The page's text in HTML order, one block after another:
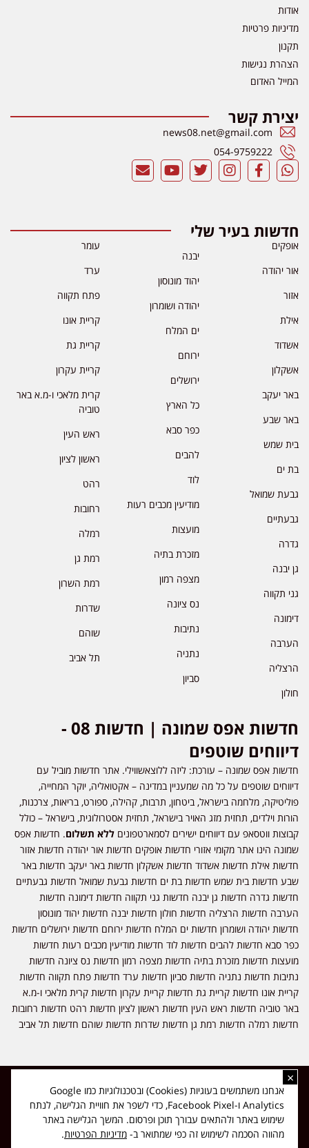
אודות
מדיניות פרטיות
תקנון
הצהרת נגישות
המייל האדום
יצירת קשר
news08.net@gmail.com
054-9759222
חדשות בעיר שלי
אופקים
אור יהודה
אזור
אילת
אשדוד
אשקלון
באר יעקב
באר שבע
בית שמש
בת ים
גבעת שמואל
גבעתיים
גדרה
גן יבנה
גני תקווה
דימונה
הערבה
הרצליה
חולון
יבנה
יהוד מונוסון
יהודה ושומרון
ים המלח
ירוחם
ירושלים
כל הארץ
כפר סבא
להבים
לוד
מודיעין מכבים רעות
מועצות
מזכרת בתיה
מצפה רמון
נס ציונה
נתיבות
נתניה
סביון
עומר
ערד
פתח תקווה
קריית אונו
קריית גת
קריית עקרון
קרית מלאכי ו-מ.א באר
טוביה
ראש העין
ראשון לציון
רהט
רחובות
רמלה
רמת גן
רמת השרון
שדרות
שוהם
תל אביב
חדשות אפס שמונה | חדשות 08 -
דיווחים שוטפים
חדשות אפס שמונה – עורכת: ליזה ללוצאשווילי. אתר חדשות מוביל עם
דיווחים שוטפים על כל מה שמעניין במדינה – אקטואליה, יוקר המחייה,
פוליטיקה, מלחמה בישראל, ביטחון, תרבות, קהילה, ספורט, בריאות, צרכנות,
הורות וילדים, תחזית מזג האויר בישראל, תחזית אסטרולוגית, בישראל – כולל
קבוצות ווטסאפ עם דיווחים ישירים לסמארטפונים ללא תשלום. חדשות אפס
שמונה הינו אתר מקומי אזורי חדשות אופקים חדשות אור יהודה חדשות אזור
חדשות אילת חדשות אשדוד חדשות אשקלון חדשות באר יעקב חדשות באר
שבע חדשות בית שמש חדשות בת ים חדשות גבעת שמואל חדשות גבעתיים
חדשות גדרה חדשות גן יבנה חדשות גני תקווה חדשות דימונה חדשות
הערבה חדשות הרצליה חדשות חולון חדשות יבנה חדשות יהוד מונוסון
חדשות יהודה ושומרון חדשות ים המלח חדשות ירוחם חדשות ירושלים חדשות
כפר סבא חדשות להבים חדשות לוד חדשות מודיעין מכבים רעות חדשות
מועצות חדשות מזכרת בתיה חדשות מצפה רמון חדשות נס ציונה חדשות
נתיבות חדשות נתניה חדשות סביון חדשות ערד חדשות פתח תקווה חדשות
קריית אונו חדשות קריית גת חדשות קריית עקרון חדשות קרית מלאכי ו-מ.א
באר טוביה חדשות ראש העין חדשות ראשון לציון חדשות רהט חדשות רחובות
חדשות רמלה חדשות רמת גן חדשות שדרות חדשות שוהם חדשות תל אביב
כל הזכויות שמורות ל-ליזה ללוצאשווילי - חדשות אפס שמונה - דיווחים בזמן
אמת, נוסד בשנת 2019 | טל' לפרסומים 054-9759222 מייל מערכת
news08.net@gmail.com
Made with ❤ byDIGITA
×
אנחנו משתמשים בעוגיות (Cookies) ובטכנולוגיות כמו Google
Analytics ו-Facebook Pixel, כדי לשפר את חוויית הגלישה, לנתח
שימוש באתר ולהתאים עבורך תוכן ופרסום. המשך הגלישה באתר
מהווה הסכמה לשימוש זה כפי שמתואר ב- מדיניות הפרטיות.